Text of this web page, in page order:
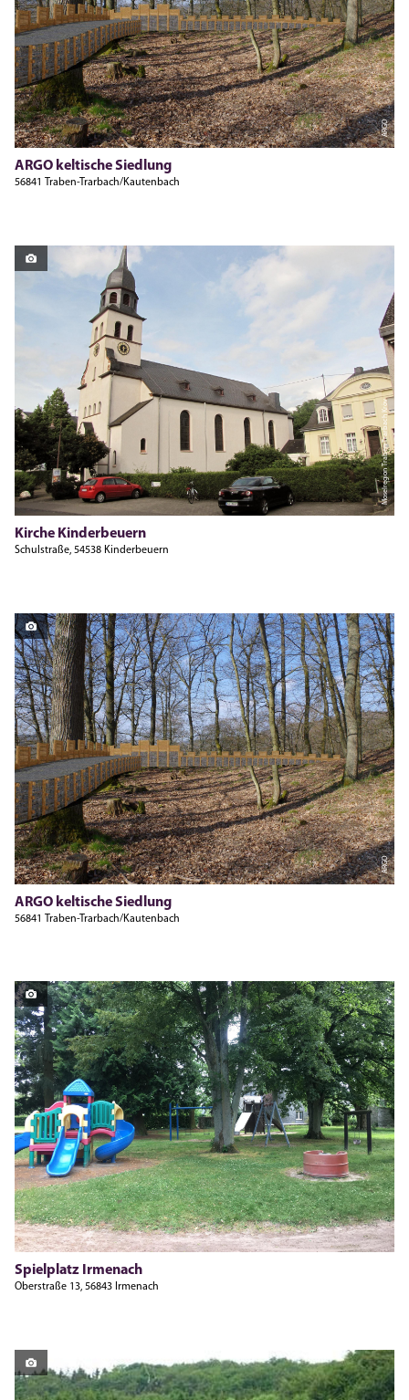
ARGO
ARGO keltische Siedlung
56841 Traben-Trarbach/Kautenbach
Moselregion Traben-Trarbach Kröv
Kirche Kinderbeuern
Schulstraße, 54538 Kinderbeuern
ARGO
ARGO keltische Siedlung
56841 Traben-Trarbach/Kautenbach
Spielplatz Irmenach
Oberstraße 13, 56843 Irmenach